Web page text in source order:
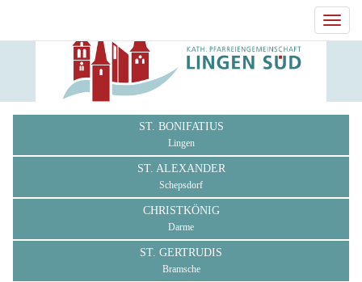
ST. BONIFATIUS
Lingen
ST. ALEXANDER
Schepsdorf
CHRISTKÖNIG
Darme
ST. GERTRUDIS
Bramsche